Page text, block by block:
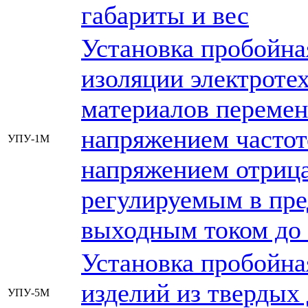
габариты и вес
УПУ-1М
Установка
изоляции
материалов
напряжением
напряжением
регулируемым в
выходным током
УПУ-5М
Установка
изделий из